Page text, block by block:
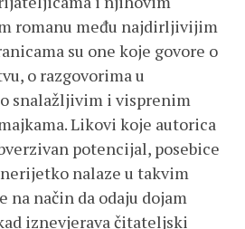
romanu među najdirljivijim
su one koje govore o
o razgovorima u
snalažljivim i visprenim
Likovi koje autorica
potencijal, posebice
nalaze u takvim
na način da odaju dojam
iznevjerava čitateljski